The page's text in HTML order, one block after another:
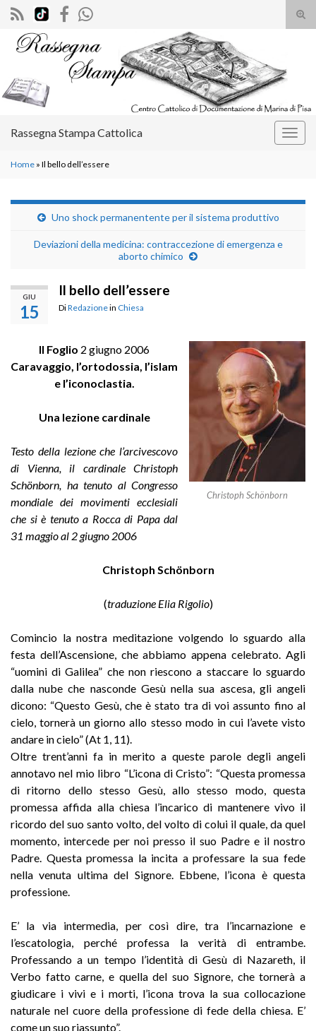
il
Search for:
Rassegna Stampa Cattolica
Home » Il bello dell’essere
Uno shock permanentente per il sistema produttivo
Deviazioni della medicina: contraccezione di emergenza e
aborto chimico
GIU
15
Il bello dell’essere
DiRedazionein Chiesa
Christoph Schönborn
Il Foglio 2 giugno 2006
Caravaggio, l’ortodossia, l’islam
e l’iconoclastia.
Una lezione cardinale
Testo della lezione che l’arcivescovo
di Vienna, il cardinale Christoph
Schönborn, ha tenuto al Congresso
mondiale dei movimenti ecclesiali
che si è tenuto a Rocca di Papa dal
31 maggio al 2 giugno 2006
Christoph Schönborn
(traduzione Elia Rigolio)
Comincio la nostra meditazione volgendo lo sguardo alla
festa dell’Ascensione, che abbiamo appena celebrato. Agli
“uomini di Galilea” che non riescono a staccare lo sguardo
dalla nube che nasconde Gesù nella sua ascesa, gli angeli
dicono: “Questo Gesù, che è stato tra di voi assunto fino al
cielo, tornerà un giorno allo stesso modo in cui l’avete visto
andare in cielo” (At 1, 11).
Oltre trent’anni fa in merito a queste parole degli angeli
annotavo nel mio libro “L’icona di Cristo”: “Questa promessa
di ritorno dello stesso Gesù, allo stesso modo, questa
promessa affida alla chiesa l’incarico di mantenere vivo il
ricordo del suo santo volto, del volto di colui il quale, da quel
momento, intercede per noi presso il suo Padre e il nostro
Padre. Questa promessa la incita a professare la sua fede
nella venuta ultima del Signore. Ebbene, l’icona è questa
professione.
E’ la via intermedia, per così dire, tra l’incarnazione e
l’escatologia, perché professa la verità di entrambe.
Professando a un tempo l’identità di Gesù di Nazareth, il
Verbo fatto carne, e quella del suo Signore, che tornerà a
giudicare i vivi e i morti, l’icona trova la sua collocazione
naturale nel cuore della professione di fede della chiesa. E’
come un suo riassunto”.